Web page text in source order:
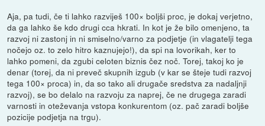
Aja, pa tudi, če ti lahko razviješ 100× boljši proc, je dokaj verjetno,
da ga lahko še kdo drugi cca hkrati. In kot je že bilo omenjeno, ta
razvoj ni zastonj in ni smiselno/varno za podjetje (in vlagatelji tega
nočejo oz. to zelo hitro kaznujejo!), da spi na lovorikah, ker to
lahko pomeni, da zgubi celoten biznis čez noč. Torej, takoj ko je
denar (torej, da ni preveč skupnih izgub (v kar se šteje tudi razvoj
tega 100× proca) in, da so tako ali drugače sredstva za nadaljnji
razvoj), se bo delalo na razvoju za naprej, če ne drugega zaradi
varnosti in oteževanja vstopa konkurentom (oz. pač zaradi boljše
pozicije podjetja na trgu).